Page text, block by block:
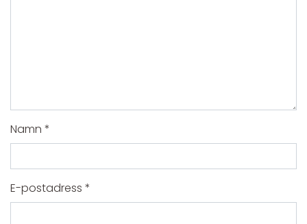
Namn *
E-postadress *